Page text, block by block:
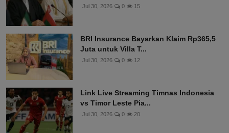
Jul 30, 2026 0 15
BRI Insurance Bayarkan Klaim Rp365,5
Juta untuk Villa T...
Jul 30, 2026 0 12
Link Live Streaming Timnas Indonesia
vs Timor Leste Pia...
Jul 30, 2026 0 20